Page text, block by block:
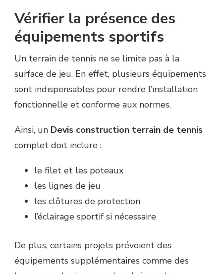
Vérifier la présence des
équipements sportifs
Un terrain de tennis ne se limite pas à la
surface de jeu. En effet, plusieurs équipements
sont indispensables pour rendre l’installation
fonctionnelle et conforme aux normes.
Ainsi, un Devis construction terrain de tennis
complet doit inclure :
le filet et les poteaux
les lignes de jeu
les clôtures de protection
l’éclairage sportif si nécessaire
De plus, certains projets prévoient des
équipements supplémentaires comme des